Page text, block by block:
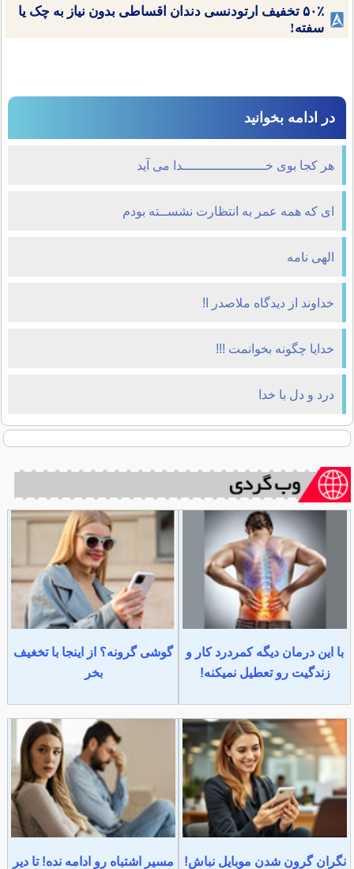
۵۰٪ تخفیف ارتودنسی دندان اقساطی بدون نیاز به چک یا
سفته!
در ادامه بخوانید
هر كجا بوى خـــــــــــــــــــــدا مى آيد
ای که همه عمر به انتظارت نشســته بودم
الهی نامه
خداوند از دیدگاه ملاصدر ا!
خدایا چگونه بخوانمت !!!
درد و دل با خدا
با این درمان دیگه کمردرد کار و
زندگیت رو تعطیل نمیکنه!
گوشی گرونه؟ از اینجا با تخغیف
بخر
نگران گرون شدن موبایل نباش!
مسیر اشتباه رو ادامه نده! تا دیر